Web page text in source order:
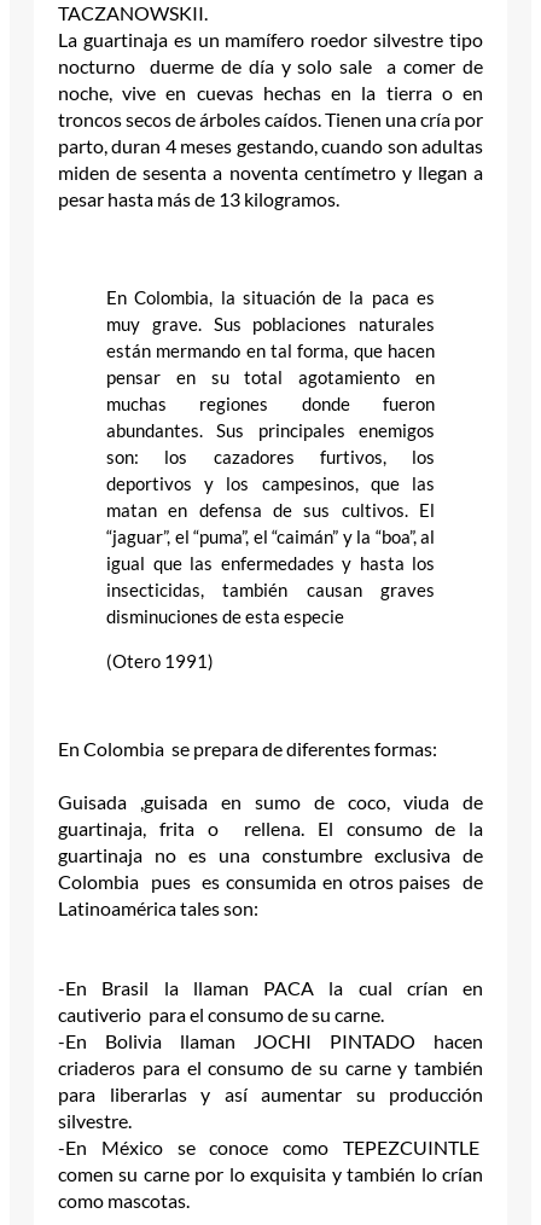
TACZANOWSKII.
La guartinaja es un mamífero roedor silvestre tipo
nocturno duerme de día y solo sale a comer de
noche, vive en cuevas hechas en la tierra o en
troncos secos de árboles caídos. Tienen una cría por
parto, duran 4 meses gestando, cuando son adultas
miden de sesenta a noventa centímetro y llegan a
pesar hasta más de 13 kilogramos.
En Colombia, la situación de la paca es
muy grave. Sus poblaciones naturales
están mermando en tal forma, que hacen
pensar en su total agotamiento en
muchas regiones donde fueron
abundantes. Sus principales enemigos
son: los cazadores furtivos, los
deportivos y los campesinos, que las
matan en defensa de sus cultivos. El
“jaguar”, el “puma”, el “caimán” y la “boa”, al
igual que las enfermedades y hasta los
insecticidas, también causan graves
disminuciones de esta especie
(Otero 1991)
En Colombia se prepara de diferentes formas:
Guisada ,guisada en sumo de coco, viuda de
guartinaja, frita o rellena. El consumo de la
guartinaja no es una constumbre exclusiva de
Colombia pues es consumida en otros paises de
Latinoamérica tales son:
-En Brasil la llaman PACA la cual crían en
cautiverio para el consumo de su carne.
-En Bolivia llaman JOCHI PINTADO hacen
criaderos para el consumo de su carne y también
para liberarlas y así aumentar su producción
silvestre.
-En México se conoce como TEPEZCUINTLE
comen su carne por lo exquisita y también lo crían
como mascotas.